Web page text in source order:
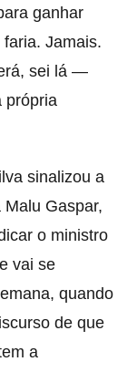
ganhar
Jamais.
sei lá —
própria
sinalizou a
Gaspar,
o ministro
vai se
quando
de que
a